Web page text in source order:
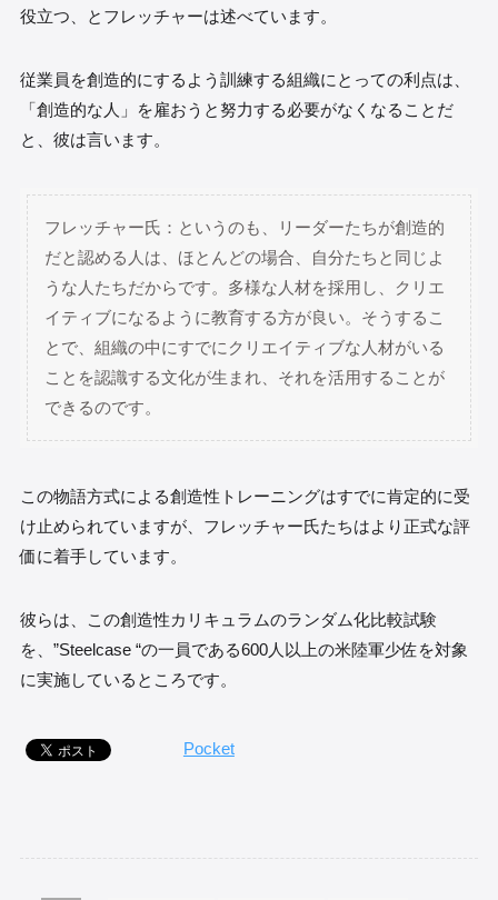
役立つ、とフレッチャーは述べています。
従業員を創造的にするよう訓練する組織にとっての利点は、
「創造的な人」を雇おうと努力する必要がなくなることだ
と、彼は言います。
フレッチャー氏：というのも、リーダーたちが創造的
だと認める人は、ほとんどの場合、自分たちと同じよ
うな人たちだからです。多様な人材を採用し、クリエ
イティブになるように教育する方が良い。そうするこ
とで、組織の中にすでにクリエイティブな人材がいる
ことを認識する文化が生まれ、それを活用することが
できるのです。
この物語方式による創造性トレーニングはすでに肯定的に受
け止められていますが、フレッチャー氏たちはより正式な評
価に着手しています。
彼らは、この創造性カリキュラムのランダム化比較試験
を、”Steelcase “の一員である600人以上の米陸軍少佐を対象
に実施しているところです。
Pocket